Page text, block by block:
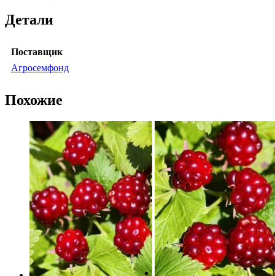
Детали
Поставщик
Агросемфонд
Похожие